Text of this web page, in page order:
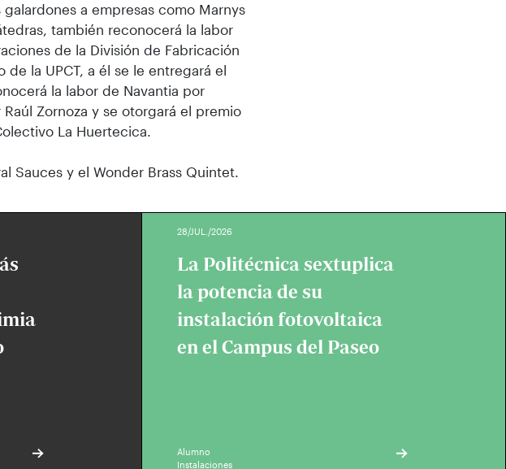
a empresas como Marnys
también reconocerá la labor
de la División de Fabricación
la UPCT, a él se le entregará el
la labor de Navantia por
Zornoza y se otorgará el premio
La Huertecica.
Sauces y el Wonder Brass Quintet.
28/JUL./2026
La Politécnica sextuplica
la potencia de su
instalación fotovoltaica
en el Campus del Paseo
Alumno
Instalaciones